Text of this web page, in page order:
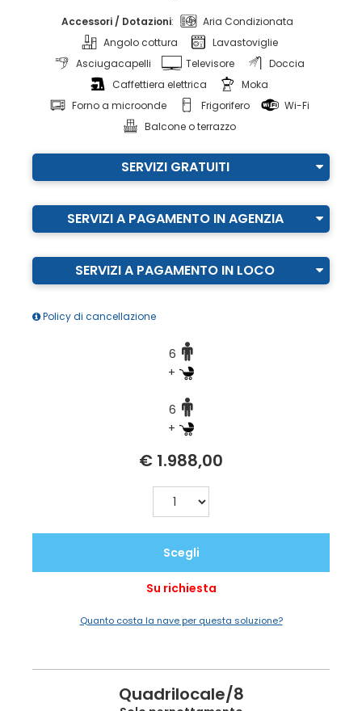
Accessori / Dotazioni:
Aria Condizionata
Angolo cottura
Lavastoviglie
Asciugacapelli
Televisore
Doccia
Caffettiera elettrica
Moka
Forno a microonde
Frigorifero
Wi-Fi
Balcone o terrazzo
SERVIZI GRATUITI
SERVIZI A PAGAMENTO IN AGENZIA
SERVIZI A PAGAMENTO IN LOCO
Policy di cancellazione
6
+
6
+
€ 1.988,00
Scegli
Su richiesta
Quanto costa la nave per questa soluzione?
Quadrilocale/8